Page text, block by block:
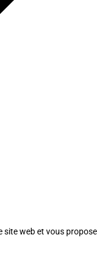
web et vous